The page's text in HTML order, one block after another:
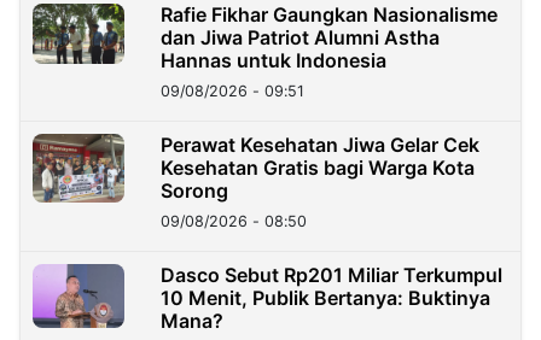
Rafie Fikhar Gaungkan Nasionalisme
dan Jiwa Patriot Alumni Astha
Hannas untuk Indonesia
09/08/2026 - 09:51
Perawat Kesehatan Jiwa Gelar Cek
Kesehatan Gratis bagi Warga Kota
Sorong
09/08/2026 - 08:50
Dasco Sebut Rp201 Miliar Terkumpul
10 Menit, Publik Bertanya: Buktinya
Mana?